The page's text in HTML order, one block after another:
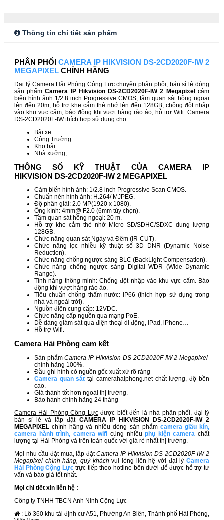
Thông tin chi tiết sản phẩm
PHÂN PHỐI CAMERA IP HIKVISION DS-2CD2020F-IW2
MEGAPIXELCHÍNH HÃNG
Đại lý Camera Hải Phòng Cộng Lực chuyên phân phối, bán sỉ lẻ dòng
sản phẩmCamera IP Hikvision DS-2CD2020F-IW2​​ Megapixel cảm
biến hình ảnh 1/2.8 inch Progressive CMOS, tầm quan sát hồng ngoại
lên đến 20m, hỗ trợ khe cắm thẻ nhớ lên đến 128GB, chống đột nhập
vào khu vực cấm, báo động khi vượt hàng rào ảo, hỗ trợ Wifi. Camera
DS-2CD2020F-IWthích hợp sử dụng cho:
Bãi xe
Công Trường
Kho bãi
Nhà xưởng,...
THÔNG SỐ KỸ THUẬT CỦA CAMERA IP
HIKVISION DS-2CD2020F-IW​ 2 MEGAPIXEL
Cảm biến hình ảnh: 1/2.8 inch Progressive Scan CMOS.
Chuẩn nén hình ảnh: H.264/ MJPEG.
Độ phân giải: 2.0 MP(1920 x 1080).
Ống kính: 4mm@ F2.0 (6mm tùy chọn).
Tầm quan sát hồng ngoại: 20 m.
Hỗ trợ khe cắm thẻ nhớ Micro SD/SDHC/SDXC dung lượng
128GB.
Chức năng quan sát Ngày và Đêm (IR-CUT).
Chức năng lọc nhiễu kỹ thuật số 3D DNR (Dynamic Noise
Reduction).
Chức năng chống ngược sáng BLC (BackLight Compensation).
Chức năng chống ngược sáng Digital WDR (Wide Dynamic
Range).
Tính năng thông minh: Chống đột nhập vào khu vực cấm. Báo
động khi vượt hàng rào ảo.
Tiêu chuẩn chống thấm nước: IP66 (thích hợp sử dụng trong
nhà và ngoài trời).
Nguồn điện cung cấp: 12VDC.
Chức năng cấp nguồn qua mạng PoE.
Dễ dàng giám sát qua điện thoại di động, iPad, iPhone…
Hỗ trợ Wifi.
Camera Hải Phòng cam kết
Sản phẩm Camera IP Hikvision DS-2CD2020F-IW 2 Megapixel
chính hãng 100%.
Đầu ghi hình có nguồn gốc xuất xứ rõ ràng
Camera quan sát tại camerahaiphong.net chất lượng, độ bền
cao.
Giá thành tốt hơn ngoài thị trường.
Bảo hành chính hãng 24 tháng
Camera Hải Phòng Cộng Lựcđược biết đến là nhà phân phối, đại lý
bán sỉ lẻ và lắp đặt CAMERA IP HIKVISION DS-2CD2020F-IW​ 2
MEGAPIXEL​chính hãng và nhiều dòng sản phẩm camera giấu kín,
camera hành trình, camera wifi cùng nhiềuphụ kiện camera chất
lượng tại Hải Phòng và trên toàn quốc với giá rẻ nhất thị trường.
Mọi nhu cầu đặt mua, lắp đặtCamera IP Hikvision DS-2CD2020F-IW​​ 2
Megapixel chính hãng, quý kháchvui lòng liên hệ với đại lý Camera
Hải Phòng Cộng Lực trực tiếp theo hotline bên dưới để được hỗ trợ tư
vấn và báo giá tốt nhất.
Mọi chi tiết xin liên hệ :
Công ty TNHH TBCN Anh Ninh Cộng Lực
: Lô 360 khu tái định cư A51, Phường An Biên, Thành phố Hải Phòng,